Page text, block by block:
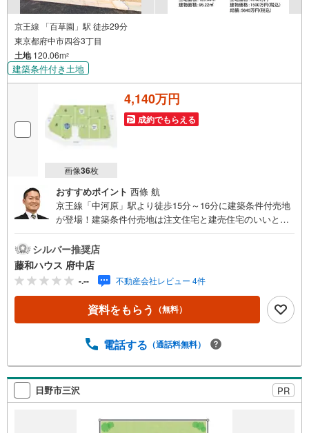
京王線 「百草園」駅 徒歩29分
東京都府中市四谷3丁目
土地120.06m2
建築条件付き土地
画像36枚
4,140万円
成約でもらえる
おすすめポイント 西條 航
京王線「中河原」駅より徒歩15分～16分に建築条件付売地
が登場！建築条件付売地は注文住宅と建売住宅のいいとこ
しますので、お気軽にお問い合わせください！
シルバー推奨店
藤和ハウス 府中店
-.-- 不動産会社レビュー 4件
資料をもらう （無料）
電話する （通話料無料）
日野市三沢 PR